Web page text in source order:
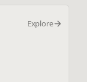
Explore